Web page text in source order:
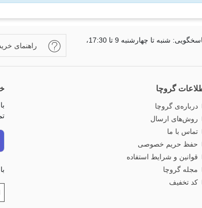
زمان پاسخگویی: شنبه تا چهارشنبه 9 تا 17:30،
راهنمای
گروچا
درباره‌ی گروچا
روش‌های ارسال
تماس با ما
حفظ حریم خصوصی
قوانین و شرایط استفاده
مجله گروچا
کد تخفیف